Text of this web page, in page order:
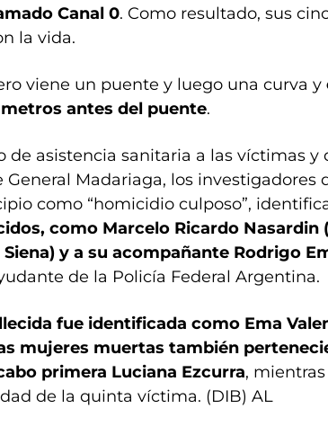
Canal 0. Como resultado, sus
la vida.
viene un puente y luego una curva y
antes del puente.
de asistencia sanitaria a las víctimas y
Madariaga, los investigadores
como “homicidio culposo”,
como Marcelo Ricardo Nasardin
y a su acompañante Rodrigo
de la Policía Federal Argentina.
fue identificada como Ema
mujeres muertas también
primera Luciana Ezcurra,
de la quinta víctima. (DIB) AL